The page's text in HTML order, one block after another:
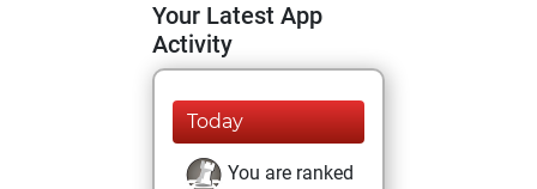
Your Latest App
Activity
Today
You are ranked